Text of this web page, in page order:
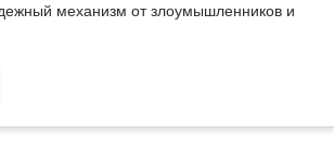
механизм от злоумышленников и